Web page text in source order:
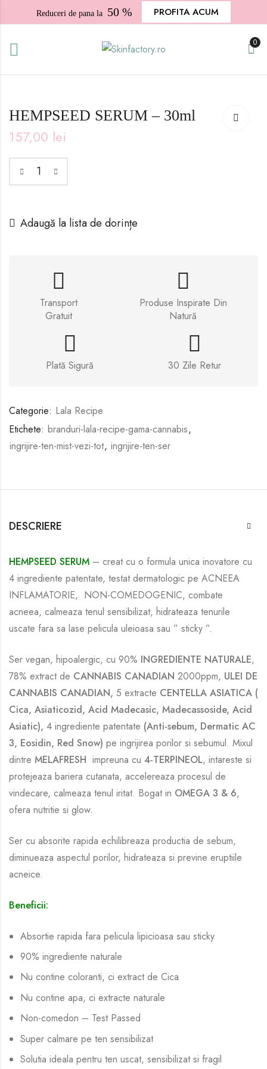
Reduceri de pana la 50 % PROFITA ACUM
0
HEMPSEED SERUM – 30ml
157,00 lei
Adaugă la lista de dorințe
Transport
Gratuit
Produse Inspirate Din
Natură
Plată Sigură 30 Zile Retur
Categorie: Lala Recipe
Etichete: branduri-lala-recipe-gama-cannabis,
ingrijire-ten-mist-vezi-tot, ingrijire-ten-ser
DESCRIERE
HEMPSEED SERUM – creat cu o formula unica inovatore cu
4 ingrediente patentate, testat dermatologic pe ACNEEA
INFLAMATORIE, NON-COMEDOGENIC, combate
acneea, calmeaza tenul sensibilizat, hidrateaza tenurile
uscate fara sa lase pelicula uleioasa sau ” sticky ”.
Ser vegan, hipoalergic, cu 90% INGREDIENTE NATURALE,
78% extract de CANNABIS CANADIAN 2000ppm, ULEI DE
CANNABIS CANADIAN, 5 extracte CENTELLA ASIATICA (
Cica, Asiaticozid, Acid Madecasic, Madecassoside, Acid
Asiatic), 4 ingrediente patentate (Anti-sebum, Dermatic AC
3, Eosidin, Red Snow) pe ingrijirea porilor si sebumul. Mixul
dintre MELAFRESH impreuna cu 4-TERPINEOL, intareste si
protejeaza bariera cutanata, accelereaza procesul de
vindecare, calmeaza tenul iritat. Bogat in OMEGA 3 & 6,
ofera nutritie si glow.
Ser cu absorite rapida echilibreaza productia de sebum,
diminueaza aspectul porilor, hidrateaza si previne eruptiile
acneice.
Beneficii:
Absortie rapida fara pelicula lipicioasa sau sticky
90% ingrediente naturale
Nu contine coloranti, ci extract de Cica
Nu contine apa, ci extracte naturale
Non-comedon – Test Passed
Super calmare pe ten sensibilizat
Solutia ideala pentru ten uscat, sensibilizat si fragil